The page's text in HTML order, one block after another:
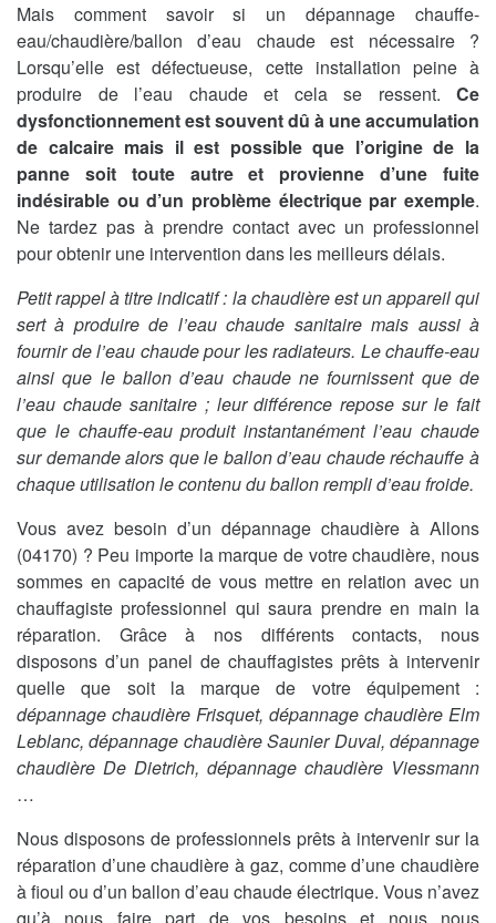
Mais comment savoir si un dépannage chauffe-
eau/chaudière/ballon d’eau chaude est nécessaire ?
Lorsqu’elle est défectueuse, cette installation peine à
produire de l’eau chaude et cela se ressent. Ce
dysfonctionnement est souvent dû à une accumulation
de calcaire mais il est possible que l’origine de la
panne soit toute autre et provienne d’une fuite
indésirable ou d’un problème électrique par exemple.
Ne tardez pas à prendre contact avec un professionnel
pour obtenir une intervention dans les meilleurs délais.
Petit rappel à titre indicatif : la chaudière est un appareil qui
sert à produire de l’eau chaude sanitaire mais aussi à
fournir de l’eau chaude pour les radiateurs. Le chauffe-eau
ainsi que le ballon d’eau chaude ne fournissent que de
l’eau chaude sanitaire ; leur différence repose sur le fait
que le chauffe-eau produit instantanément l’eau chaude
sur demande alors que le ballon d’eau chaude réchauffe à
chaque utilisation le contenu du ballon rempli d’eau froide.
Vous avez besoin d’un dépannage chaudière à Allons
(04170) ? Peu importe la marque de votre chaudière, nous
sommes en capacité de vous mettre en relation avec un
chauffagiste professionnel qui saura prendre en main la
réparation. Grâce à nos différents contacts, nous
disposons d’un panel de chauffagistes prêts à intervenir
quelle que soit la marque de votre équipement :
dépannage chaudière Frisquet, dépannage chaudière Elm
Leblanc, dépannage chaudière Saunier Duval, dépannage
chaudière De Dietrich, dépannage chaudière Viessmann
…
Nous disposons de professionnels prêts à intervenir sur la
réparation d’une chaudière à gaz, comme d’une chaudière
à fioul ou d’un ballon d’eau chaude électrique. Vous n’avez